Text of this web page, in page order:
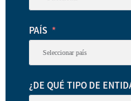
PAÍS
¿DE QUÉ TIPO DE